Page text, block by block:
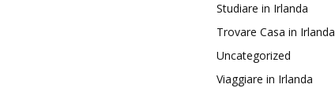
Studiare in Irlanda
Trovare Casa in Irlanda
Uncategorized
Viaggiare in Irlanda